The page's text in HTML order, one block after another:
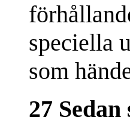
speciella
som
27